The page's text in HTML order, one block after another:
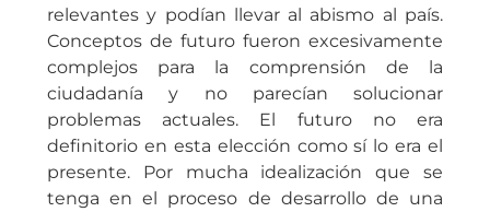
relevantes y podían llevar al abismo al país.
Conceptos de futuro fueron excesivamente
complejos para la comprensión de la
ciudadanía y no parecían solucionar
problemas actuales. El futuro no era
definitorio en esta elección como sí lo era el
presente. Por mucha idealización que se
tenga en el proceso de desarrollo de una